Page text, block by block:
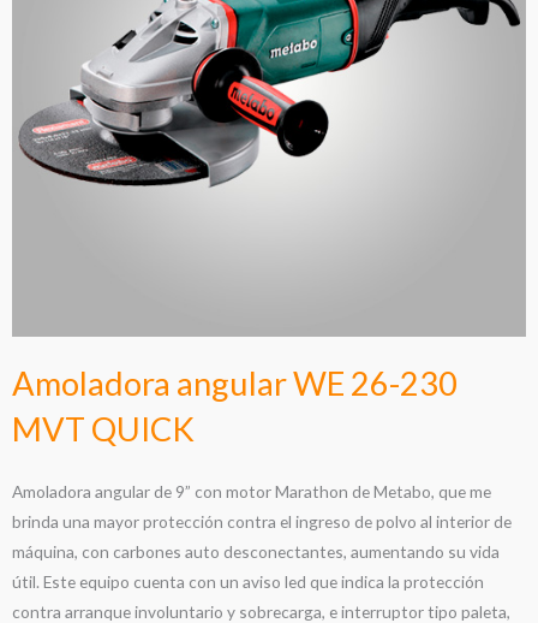
Amoladora angular WE 26-230
MVT QUICK
Amoladora angular de 9” con motor Marathon de Metabo, que me
brinda una mayor protección contra el ingreso de polvo al interior de
máquina, con carbones auto desconectantes, aumentando su vida
útil. Este equipo cuenta con un aviso led que indica la protección
contra arranque involuntario y sobrecarga, e interruptor tipo paleta,